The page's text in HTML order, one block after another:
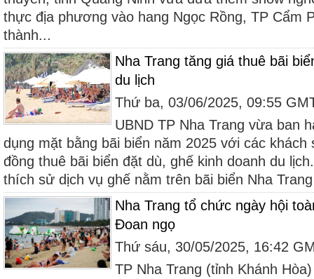
thực địa phương vào hang Ngọc Rồng, TP Cẩm
thành...
Nha Trang tăng giá thuê bãi
du lịch
Thứ ba, 03/06/2025, 09:55
UBND TP Nha Trang vừa ban
dụng mặt bằng bãi biển năm 2025 với các khách
đồng thuê bãi biển đặt dù, ghế kinh doanh du
thích sử dịch vụ ghế nằm trên bãi biển Nha
Nha Trang tổ chức ngày hội
Đoan ngọ
Thứ sáu, 30/05/2025, 16:42
TP Nha Trang (tỉnh Khánh